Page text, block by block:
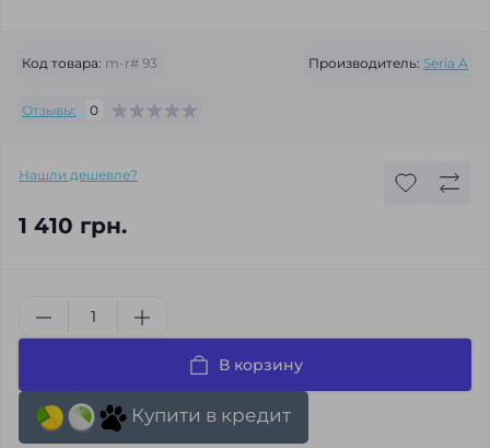
Код товара: m-r# 93 Производитель: Seria A
Отзывы: 0
Нашли дешевле?
1 410 грн.
В корзину
Купити в кредит